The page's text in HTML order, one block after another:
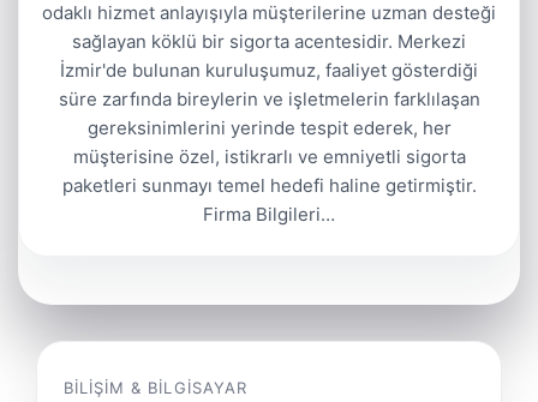
odaklı hizmet anlayışıyla müşterilerine uzman desteği
sağlayan köklü bir sigorta acentesidir. Merkezi
İzmir'de bulunan kuruluşumuz, faaliyet gösterdiği
süre zarfında bireylerin ve işletmelerin farklılaşan
gereksinimlerini yerinde tespit ederek, her
müşterisine özel, istikrarlı ve emniyetli sigorta
paketleri sunmayı temel hedefi haline getirmiştir.
Firma Bilgileri…
BILIŞIM & BILGISAYAR